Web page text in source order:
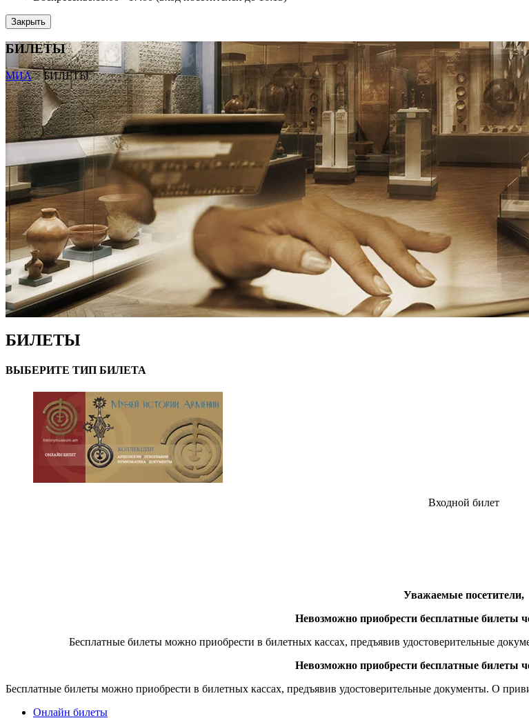
Закрыть
БИЛЕТЫ
МИА>БИЛЕТЫ
БИЛЕТЫ
ВЫБЕРИТЕ ТИП БИЛЕТА
Входной билет
Уважаемые посетители,
Невозможно приобрести бесплатные билеты
Бесплатные билеты можно приобрести в билетных кассах, предъявив удостоверительные
Невозможно приобрести бесплатные билеты
Бесплатные билеты можно приобрести в билетных кассах, предъявив удостоверительные документы. О
Онлайн билеты